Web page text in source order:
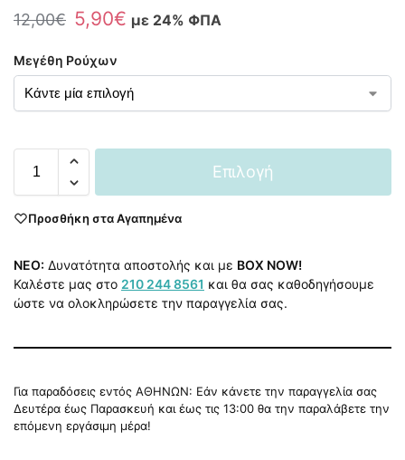
12,00€ 5,90€ με 24% ΦΠΑ
Μεγέθη Ρούχων
Επιλογή
Προσθήκη στα Αγαπημένα
NEO: Δυνατότητα αποστολής και με BOX NOW!
Καλέστε μας στο 210 244 8561 και θα σας καθοδηγήσουμε
ώστε να ολοκληρώσετε την παραγγελία σας.
Για παραδόσεις εντός ΑΘΗΝΩΝ: Εάν κάνετε την παραγγελία σας
Δευτέρα έως Παρασκευή και έως τις 13:00 θα την παραλάβετε την
επόμενη εργάσιμη μέρα!